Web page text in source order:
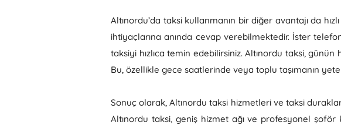
Altınordu’da taksi kullanmanın bir diğer avantajı da
ihtiyaçlarına anında cevap verebilmektedir. İster
taksiyi hızlıca temin edebilirsiniz. Altınordu taksi,
Bu, özellikle gece saatlerinde veya toplu taşımanın
Sonuç olarak, Altınordu taksi hizmetleri ve taksi
Altınordu taksi, geniş hizmet ağı ve profesyonel şoför